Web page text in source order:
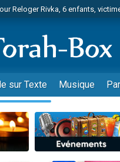
Reloger Rivka, 6 enfants,
sur Zoom
Diane, 80 ans, dans un
WhatsApp
WhatsApp
sur Texte Musique